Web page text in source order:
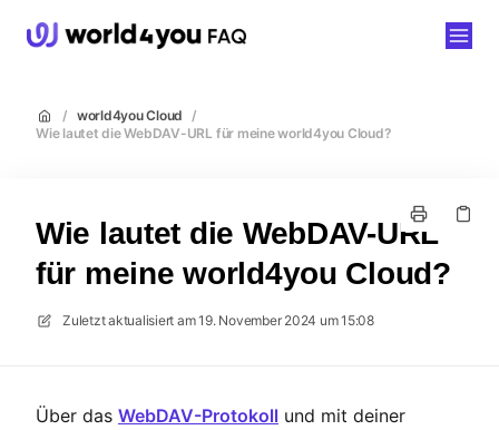
/ world4you Cloud
/
Wie lautet die WebDAV-URL für meine world4you Cloud?
Wie lautet die WebDAV-URL
für meine world4you Cloud?
Zuletzt aktualisiert am19. November 2024 um 15:08
Über das WebDAV-Protokoll und mit deiner